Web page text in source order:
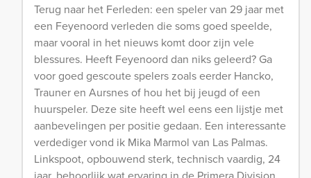
Terug naar het Ferleden: een speler van 29 jaar met
een Feyenoord verleden die soms goed speelde,
maar vooral in het nieuws komt door zijn vele
blessures. Heeft Feyenoord dan niks geleerd? Ga
voor goed gescoute spelers zoals eerder Hancko,
Trauner en Aursnes of hou het bij jeugd of een
huurspeler. Deze site heeft wel eens een lijstje met
aanbevelingen per positie gedaan. Een interessante
verdediger vond ik Mika Marmol van Las Palmas.
Linkspoot, opbouwend sterk, technisch vaardig, 24